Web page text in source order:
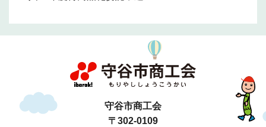
守谷市商工会
〒302-0109